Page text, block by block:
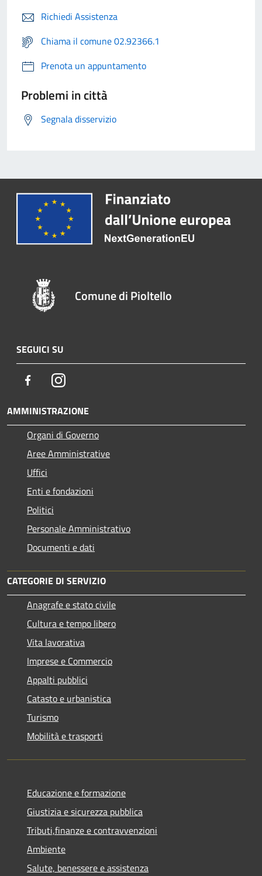
Richiedi Assistenza
Chiama il comune 02.92366.1
Prenota un appuntamento
Problemi in città
Segnala disservizio
Comune di Pioltello
SEGUICI SU
FacebookInstagram
AMMINISTRAZIONE
Organi di Governo
Aree Amministrative
Uffici
Enti e fondazioni
Politici
Personale Amministrativo
Documenti e dati
CATEGORIE DI SERVIZIO
Anagrafe e stato civile
Cultura e tempo libero
Vita lavorativa
Imprese e Commercio
Appalti pubblici
Catasto e urbanistica
Turismo
Mobilità e trasporti
Educazione e formazione
Giustizia e sicurezza pubblica
Tributi,finanze e contravvenzioni
Ambiente
Salute, benessere e assistenza